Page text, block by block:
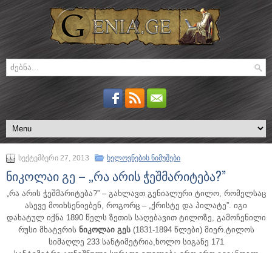
სექტემბერი 27, 2013 ხელოვნების ნიმუშები
ნიკოლაი გე – „რა არის ჭეშმარიტება?”
„რა არის ჭეშმარიტება?” – გახლავთ გენიალური ტილო, რომელსაც
ასევე მოიხსენიებენ, როგორც – „ქრისტე და პილატე”. იგი
დახატულ იქნა 1890 წელს ზეთის საღებავით ტილოზე, გამოჩენილი
რუსი მხატვრის ნიკოლაი გეს(1831-1894 წლები) მიერ.ტილოს
სიმაღლე 233 სანტიმეტრია,ხოლო სიგანე 171